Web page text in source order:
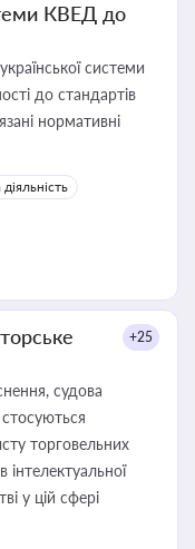
КВЕД до
системи
до стандартів
нормативні
+25
судова
торговельних
у цій сфері